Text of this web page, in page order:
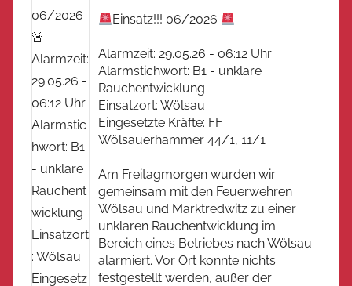
Einsatz!!! 06/2026
Alarmzeit: 29.05.26 - 06:12 Uhr
Alarmstichwort: B1 - unklare
Rauchentwicklung
Einsatzort: Wölsau
Eingesetzte Kräfte: FF
Wölsauerhammer 44/1, 11/1
Am Freitagmorgen wurden wir
gemeinsam mit den Feuerwehren
Wölsau und Marktredwitz zu einer
unklaren Rauchentwicklung im
Bereich eines Betriebes nach Wölsau
alarmiert. Vor Ort konnte nichts
festgestellt werden, außer der